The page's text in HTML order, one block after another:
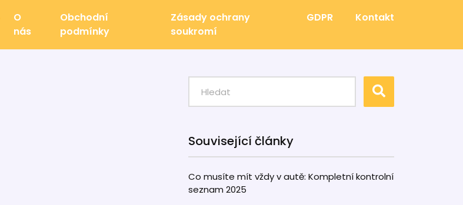
O
nás
Obchodní
podmínky
Zásady ochrany
soukromí
GDPR Kontakt
Související články
Co musíte mít vždy v autě: Kompletní kontrolní
seznam 2025